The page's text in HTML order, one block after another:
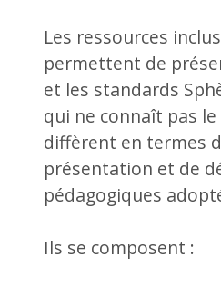
Les ressources
permettent de
et les standards
qui ne connaît pas
diffèrent en termes
présentation et de
pédagogiques
Ils se composent :